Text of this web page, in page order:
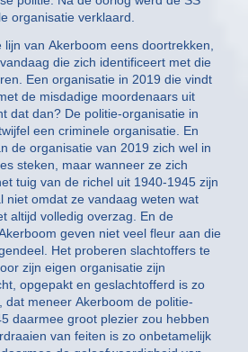
organisatie verklaard.
van Akerboom eens doortrekken,
die zich identificeert met die
Een organisatie in 2019 die vindt
de misdadige moordenaars uit
dat dan? De politie-organisatie in
een criminele organisatie. En
de organisatie van 2019 zich wel in
steken, maar wanneer ze zich
tuig van de richel uit 1940-1945 zijn
niet omdat ze vandaag weten wat
altijd volledig overzag. En de
geven niet veel fleur aan die
Het proberen slachtoffers te
zijn eigen organisatie zijn
opgepakt en geslachtofferd is zo
dat meneer Akerboom de politie-
daarmee groot plezier zou hebben
van feiten is zo onbetamelijk